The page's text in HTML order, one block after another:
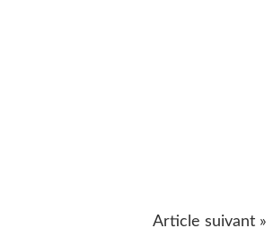
Article suivant »